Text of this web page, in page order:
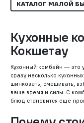
КАТАЛОГ МАЛОЙ
Кухонные
Кокшетау
Кухонный комбайн — это
сразу несколько
шинковать, смешивать,
ваше время и силы. С
блюд становится еще